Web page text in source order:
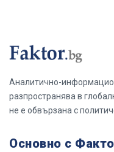
Аналитично-
разпространява в
не е обвързана с
Основно с